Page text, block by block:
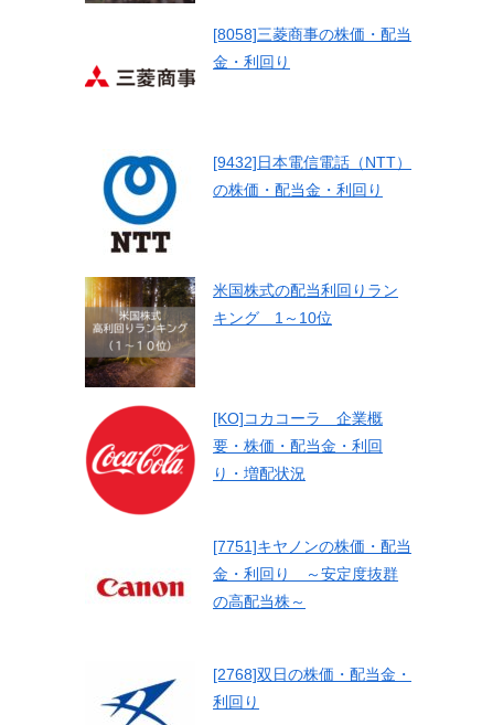
[8058]三菱商事の株価・配当
金・利回り
[9432]日本電信電話（NTT）
の株価・配当金・利回り
米国株式の配当利回りラン
キング 1～10位
[KO]コカコーラ 企業概
要・株価・配当金・利回
り・増配状況
[7751]キヤノンの株価・配当
金・利回り ～安定度抜群
の高配当株～
[2768]双日の株価・配当金・
利回り